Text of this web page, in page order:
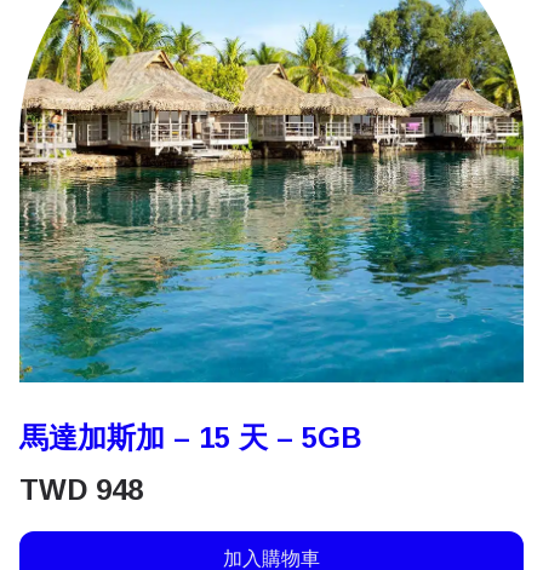
馬達加斯加 – 15 天 – 5GB
TWD 948
加入購物車